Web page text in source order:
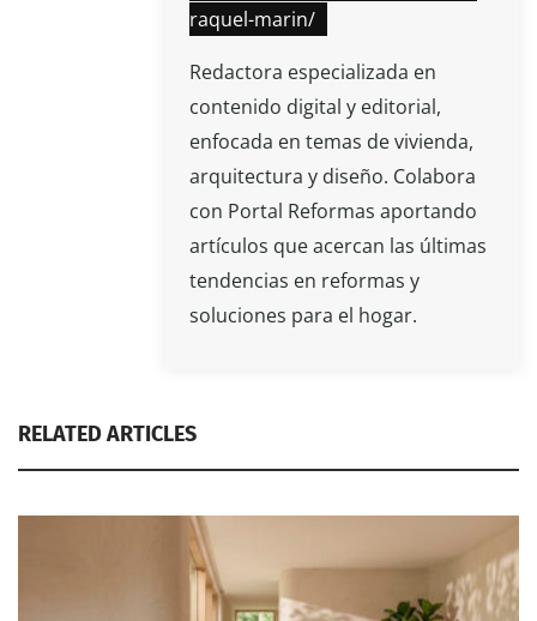
raquel-marin/
Redactora especializada en
contenido digital y editorial,
enfocada en temas de vivienda,
arquitectura y diseño. Colabora
con Portal Reformas aportando
artículos que acercan las últimas
tendencias en reformas y
soluciones para el hogar.
RELATED ARTICLES